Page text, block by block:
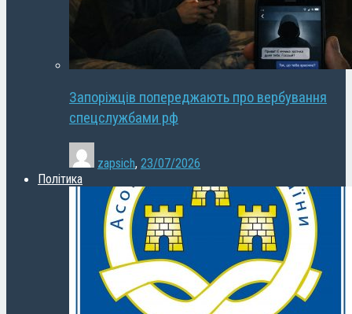
Запоріжців попереджають про вербування
спецслужбами рф
zapsich, 23/07/2026
Політика